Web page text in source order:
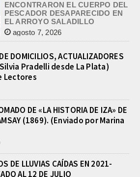
Un helicóptero que participaba de la
búsqueda, encontró hoy el cuerpo sin
vida de la persona que se buscaba
en...
BASQUET, CADETES. ATHLETIC
JUEGA EL FEDERAL TRAS UN
TRIUNFO NOTABLE ANTE
GIMNASIA
agosto 8, 2026
Athletic, se metió entre los mejores 4
de la FEBAMBA y disputa el...
CON MAS DE 100 SORTEOS Y
TROIANO»
agosto 8, 2026
DOMICILIOS, ACTUALIZADORES
Pradelli desde La Plata)
Lectores
DE «LA HISTORIA DE IZA» DE
(1869). (Enviado por Marina
DE LLUVIAS CAÍDAS EN 2021-
AL 12 DE JULIO